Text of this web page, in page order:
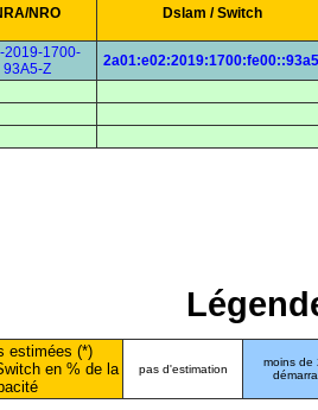
NRO Dslam / Switch
2019-1700-
93A5-Z
2a01:e02:2019:1700:fe00::93a5
estimées (*)
en % de la
pas d'estimation
moins de